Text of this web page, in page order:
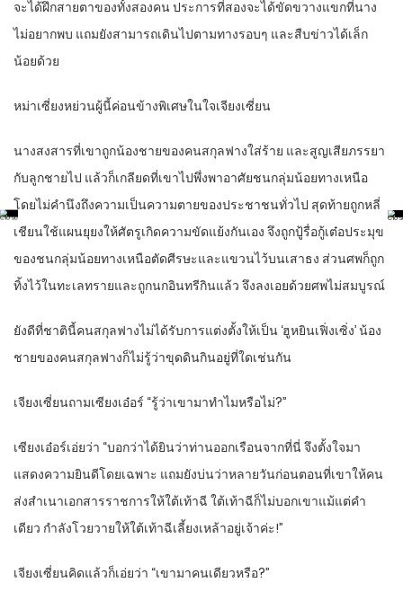
จะได้ฝึกสายตาของทั้งสองคน ประการที่สองจะได้ขัดขวางแขกที่นาง
ไม่อยากพบ แถมยังสามารถเดินไปตามทางรอบๆ และสืบข่าวได้เล็ก
น้อยด้วย
หม่าเซี่ยงหย่วนผู้นี้ค่อนข้างพิเศษในใจเจียงเซี่ยน
นางสงสารที่เขาถูกน้องชายของคนสกุลฟางใส่ร้าย และสูญเสียภรรยา
กับลูกชายไป แล้วก็เกลียดที่เขาไปพึ่งพาอาศัยชนกลุ่มน้อยทางเหนือ
โดยไม่คำนึงถึงความเป็นความตายของประชาชนทั่วไป สุดท้ายถูกหลี่
เชียนใช้แผนยุยงให้ศัตรูเกิดความขัดแย้งกันเอง จึงถูกปู้รื่อกู้เต๋อประมุข
ของชนกลุ่มน้อยทางเหนือตัดศีรษะและแขวนไว้บนเสาธง ส่วนศพก็ถูก
ทิ้งไว้ในทะเลทรายและถูกนกอินทรีกินแล้ว จึงลงเอยด้วยศพไม่สมบูรณ์
ยังดีที่ชาตินี้คนสกุลฟางไม่ได้รับการแต่งตั้งให้เป็น ‘ฮูหยินเฟิ่งเซิ่ง’ น้อง
ชายของคนสกุลฟางก็ไม่รู้ว่าขุดดินกินอยู่ที่ใดเช่นกัน
เจียงเซี่ยนถามเซียงเอ๋อร์ “รู้ว่าเขามาทำไมหรือไม่?”
เซียงเอ๋อร์เอ่ยว่า “บอกว่าได้ยินว่าท่านออกเรือนจากที่นี่ จึงตั้งใจมา
แสดงความยินดีโดยเฉพาะ แถมยังบ่นว่าหลายวันก่อนตอนที่เขาให้คน
ส่งสำเนาเอกสารราชการให้ใต้เท้าฉี ใต้เท้าฉีก็ไม่บอกเขาแม้แต่คำ
เดียว กำลังโวยวายให้ใต้เท้าฉีเลี้ยงเหล้าอยู่เจ้าค่ะ!”
เจียงเซี่ยนคิดแล้วก็เอ่ยว่า “เขามาคนเดียวหรือ?”